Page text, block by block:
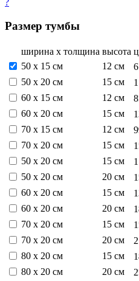
?
Размер тумбы
ширина х толщина высота
50 х 15 см
12 см
50 х 20 см
15 см
60 х 15 см
12 см
60 х 20 см
15 см
70 х 15 см
12 см
70 х 20 см
15 см
50 х 20 см
15 см
50 х 20 см
20 см
60 х 20 см
15 см
60 х 20 см
20 см
70 х 20 см
15 см
70 х 20 см
20 см
80 х 20 см
15 см
80 х 20 см
20 см